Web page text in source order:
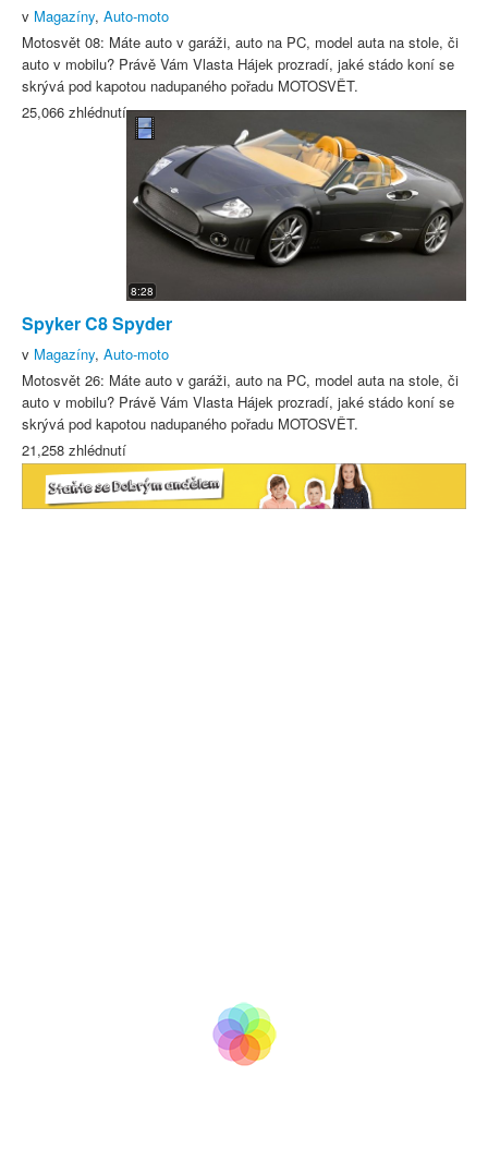
v Magazíny, Auto-moto
Motosvět 08: Máte auto v garáži, auto na PC, model auta na stole, či
auto v mobilu? Právě Vám Vlasta Hájek prozradí, jaké stádo koní se
skrývá pod kapotou nadupaného pořadu MOTOSVĚT.
25,066 zhlédnutí
8:28
Spyker C8 Spyder
v Magazíny, Auto-moto
Motosvět 26: Máte auto v garáži, auto na PC, model auta na stole, či
auto v mobilu? Právě Vám Vlasta Hájek prozradí, jaké stádo koní se
skrývá pod kapotou nadupaného pořadu MOTOSVĚT.
21,258 zhlédnutí